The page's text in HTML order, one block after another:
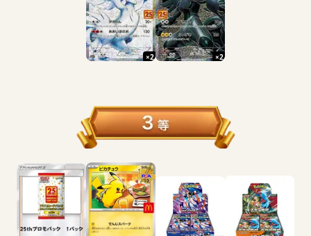
×2 ×2